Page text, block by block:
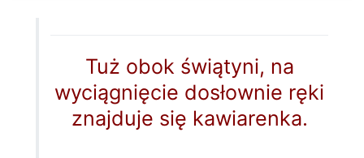
Tuż obok świątyni, na
wyciągnięcie dosłownie ręki
znajduje się kawiarenka.